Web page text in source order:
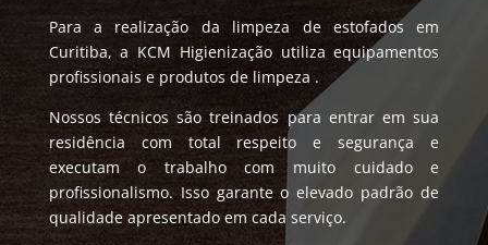
Para a realização da limpeza de estofados em
Curitiba, a KCM Higienização utiliza equipamentos
profissionais e produtos de limpeza .
Nossos técnicos são treinados para entrar em sua
residência com total respeito e segurança e
executam o trabalho com muito cuidado e
profissionalismo. Isso garante o elevado padrão de
qualidade apresentado em cada serviço.